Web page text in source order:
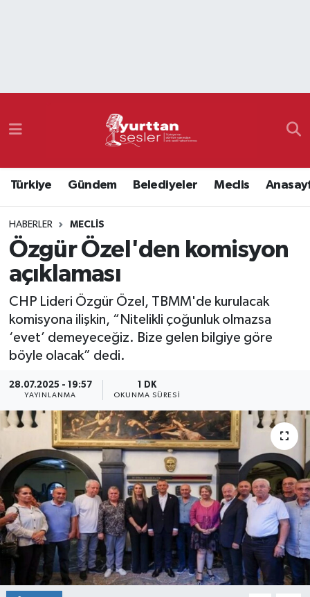
Türkiye Gündem Belediyeler Meclis
HABERLER MECLIS
Özgür Özel'den komisyon
açıklaması
CHP Lideri Özgür Özel, TBMM'de kurulacak
komisyona ilişkin, “Nitelikli çoğunluk olmazsa
‘evet’ demeyeceğiz. Bize gelen bilgiye göre
böyle olacak” dedi.
28.07.2025 - 19:57
YAYINLANMA
1 DK
OKUNMA SÜRESI
Namaz Vakitleri
Süper Lig Puan Durumu ve Fikstür
Tüm Manşetler
Son Dakika Haberleri
Haber Arşivi